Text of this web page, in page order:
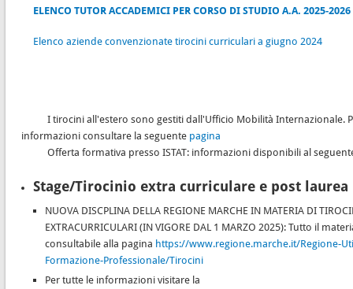
ELENCO TUTOR ACCADEMICI PER CORSO DI STUDIO A.A. 2025-2026
Elenco aziende convenzionate tirocini curriculari a giugno 2024
I tirocini all'estero sono gestiti dall'Ufficio Mobilità Internazionale.
informazioni consultare la seguente pagina
Offerta formativa presso ISTAT: informazioni disponibili al
Stage/Tirocinio extra curriculare e post laurea
NUOVA DISCPLINA DELLA REGIONE MARCHE IN MATERIA DI
EXTRACURRICULARI (IN VIGORE DAL 1 MARZO 2025): Tutto il
consultabile alla pagina https://www.regione.marche.it/Regione-
Formazione-Professionale/Tirocini
Per tutte le informazioni visitare la